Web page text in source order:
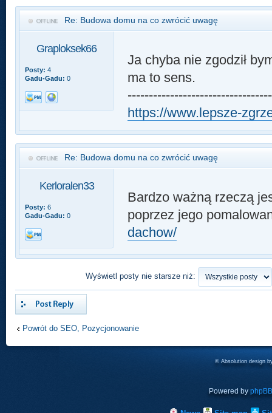
Re: Budowa domu na co zwrócić uwagę
Graploksek66
Posty: 4
Gadu-Gadu: 0
Ja chyba nie zgodził
ma to sens.
https://www.lepsze-
Re: Budowa domu na co zwrócić uwagę
Kerloralen33
Posty: 6
Gadu-Gadu: 0
Bardzo ważną rzeczą
poprzez jego
dachow/
Wyświetl posty nie starsze niż:
Odpowiedz
Powrót do SEO, Pozycjonowanie
© Absolution design
Powered by phpBB